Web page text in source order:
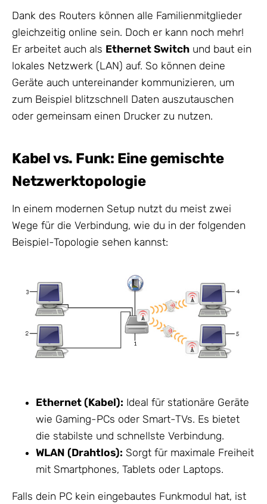
Dank des Routers können alle Familienmitglieder
gleichzeitig online sein. Doch er kann noch mehr!
Er arbeitet auch als Ethernet Switch und baut ein
lokales Netzwerk (LAN) auf. So können deine
Geräte auch untereinander kommunizieren, um
zum Beispiel blitzschnell Daten auszutauschen
oder gemeinsam einen Drucker zu nutzen.
Kabel vs. Funk: Eine gemischte
Netzwerktopologie
In einem modernen Setup nutzt du meist zwei
Wege für die Verbindung, wie du in der folgenden
Beispiel-Topologie sehen kannst:
Ethernet (Kabel): Ideal für stationäre Geräte
wie Gaming-PCs oder Smart-TVs. Es bietet
die stabilste und schnellste Verbindung.
WLAN (Drahtlos): Sorgt für maximale Freiheit
mit Smartphones, Tablets oder Laptops.
Falls dein PC kein eingebautes Funkmodul hat, ist